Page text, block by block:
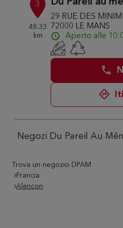
3
48.33
km
Du Pareil au
29 RUE DES
72000 LE MANS
Aperto alle
Negozi Du Pareil Au
Trova un negozio DPAM
Francia
Alençon